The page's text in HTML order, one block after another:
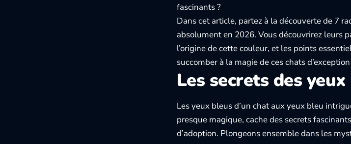
fascinants ?
Dans cet article, partez à la découverte de 7
absolument en 2026. Vous découvrirez leurs
l’origine de cette couleur, et les points
succomber à la magie de ces chats d’exception
Les secrets des
Les yeux bleus d’un chat aux yeux bleu
presque magique, cache des secrets
d’adoption. Plongeons ensemble dans les